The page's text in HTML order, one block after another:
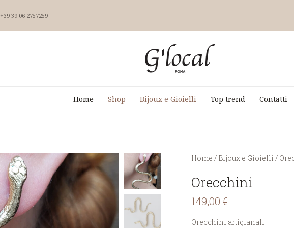
+39 39 06 2757259
Home
Shop Bijoux e Gioielli Top trend Contatti
You are here:
Home / Bijoux e Gioielli /
Orecchini
149,00 €
Orecchini artigianali